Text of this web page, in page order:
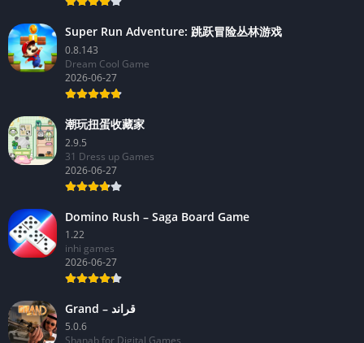
Super Run Adventure: 跳跃冒险丛林游戏
0.8.143
Dream Cool Game
2026-06-27
潮玩扭蛋收藏家
2.9.5
31 Dress up Games
2026-06-27
Domino Rush – Saga Board Game
1.22
inhi games
2026-06-27
Grand – قراند
5.0.6
Shanab for Digital Games